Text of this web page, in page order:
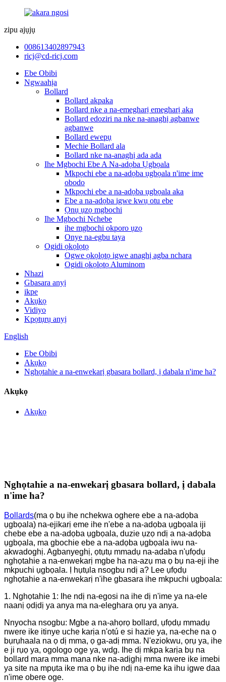
zipu ajụjụ
008613402897943
ricj@cd-ricj.com
Ebe Obibi
Ngwaahịa
Bollard
Bollard akpaka
Bollard nke a na-emegharị emegharị aka
Bollard edoziri na nke na-anaghị agbanwe
agbanwe
Bollard ewepụ
Mechie Bollard ala
Bollard nke na-anaghị ada ada
Ihe Mgbochi Ebe A Na-adọba Ụgbọala
Mkpọchi ebe a na-adọba ụgbọala n'ime ime
obodo
Mkpọchi ebe a na-adọba ụgbọala aka
Ebe a na-adọba igwe kwụ otu ebe
Ọnụ ụzọ mgbochi
Ihe Mgbochi Nchebe
ihe mgbochi okporo ụzọ
Onye na-egbu taya
Ogidi ọkọlọtọ
Ogwe ọkọlọtọ igwe anaghị agba nchara
Ogidi ọkọlọtọ Aluminom
Nhazi
Gbasara anyị
ikpe
Akụkọ
Vidiyo
Kpọtụrụ anyị
English
Ebe Obibi
Akụkọ
Nghọtahie a na-enwekarị gbasara bollard, ị dabala n'ime ha?
Akụkọ
Akụkọ
Nghọtahie a na-enwekarị gbasara bollard, ị dabala
n'ime ha?
Bollards(ma ọ bụ ihe nchekwa oghere ebe a na-adọba
ụgbọala) na-ejikarị eme ihe n'ebe a na-adọba ụgbọala iji
chebe ebe a na-adọba ụgbọala, duzie ụzọ ndị a na-adọba
ụgbọala, ma gbochie ebe a na-adọba ụgbọala iwu na-
akwadoghị. Agbanyeghị, ọtụtụ mmadụ na-adaba n'ụfọdụ
nghọtahie a na-enwekarị mgbe ha na-azụ ma ọ bụ na-eji ihe
mkpuchi ụgbọala. Ị hụtụla nsogbu ndị a? Lee ụfọdụ
nghọtahie a na-enwekarị n'ihe gbasara ihe mkpuchi ụgbọala:
1. Nghọtahie 1: Ihe ndị na-egosi na ihe dị n'ime ya na-ele
naanị ọdịdị ya anya ma na-eleghara ọrụ ya anya.
Nnyocha nsogbu: Mgbe a na-ahọrọ bollard, ụfọdụ mmadụ
nwere ike itinye uche karịa n'otú e si hazie ya, na-eche na ọ
bụrụhaala na ọ dị mma, ọ ga-adị mma. N'eziokwu, ọrụ ya, ihe
e ji rụọ ya, ogologo oge ya, wdg. Ihe dị mkpa karịa bụ na
bollard mara mma mana nke na-adịghị mma nwere ike imebi
ya site na mpụta ike ma ọ bụ ihe ndị na-eme ka ihu igwe daa
n'ime obere oge.